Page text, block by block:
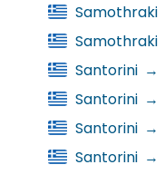
Samothraki
Samothraki
Santorini →
Santorini →
Santorini →
Santorini →